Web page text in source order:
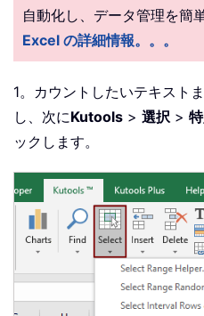
自動化し、データ管理を簡
Excel の詳細情報。。。
1。カウントしたいテキスト
し、次にKutools > 選択 >
ックします。